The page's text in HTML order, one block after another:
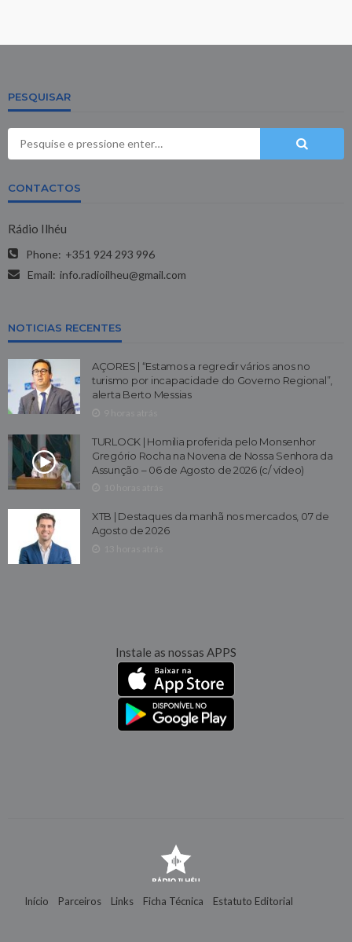
PESQUISAR
CONTACTOS
Rádio Ilhéu
Phone: +351 924 293 996
Email: info.radioilheu@gmail.com
NOTICIAS RECENTES
AÇORES | “Estamos a regredir vários anos no
turismo por incapacidade do Governo Regional”,
alerta Berto Messias
TURLOCK | Homilia proferida pelo Monsenhor
Gregório Rocha na Novena de Nossa Senhora da
Assunção – 06 de Agosto de 2026 (c/ vídeo)
XTB | Destaques da manhã nos mercados, 07 de
Agosto de 2026
Instale as nossas APPS
Início Parceiros Links Ficha Técnica Estatuto Editorial